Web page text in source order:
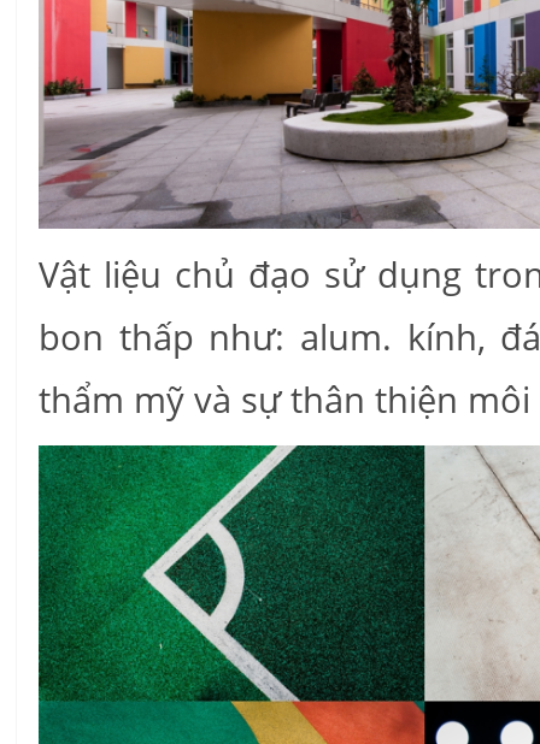
Vật liệu chủ đạo sử dụng
bon thấp như: alum. kính,
thẩm mỹ và sự thân thiện